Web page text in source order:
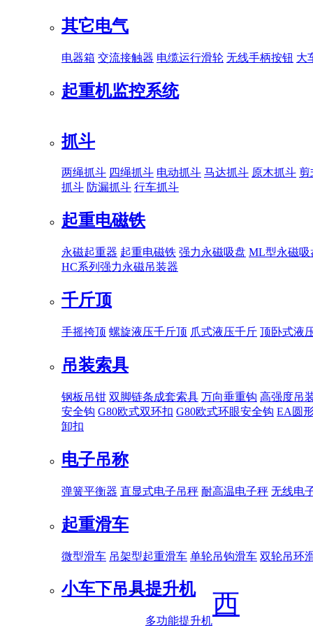
其它电气
电器箱 交流接触器 电缆运行滑轮 无线手柄按钮 大
起重机监控系统
抓斗
两绳抓斗 四绳抓斗 电动抓斗 马达抓斗 原木抓斗 剪
抓斗 防漏抓斗 行车抓斗
起重电磁铁
永磁起重器 起重电磁铁 强力永磁吸盘 ML型永磁吸
HC系列强力永磁吊装器
千斤顶
手摇挎顶 螺旋液压千斤顶 爪式液压千斤 顶卧式液
吊装索具
钢板吊钳 双脚链条成套索具 万向垂重钩 高强度吊
安全钩 G80欧式双环扣 G80欧式环眼安全钩 EA圆
卸扣
电子吊称
弹簧平衡器 直显式电子吊秤 耐高温电子秤 无线电
起重滑车
微型滑车 吊架型起重滑车 单轮吊钩滑车 双轮吊环
小车下吊具提升机
多功能提升机
西